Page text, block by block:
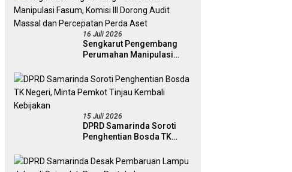
16 Juli 2026
Sengkarut Pengembang
Perumahan Manipulasi
Audit Massal dan
Percepatan Perda Aset
15 Juli 2026
DPRD Samarinda Soroti
Penghentian Bosda TK
Tinjau Kembali Kebijakan